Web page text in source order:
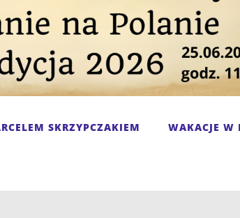
SKRZYPCZAKIEM WAKACJE W